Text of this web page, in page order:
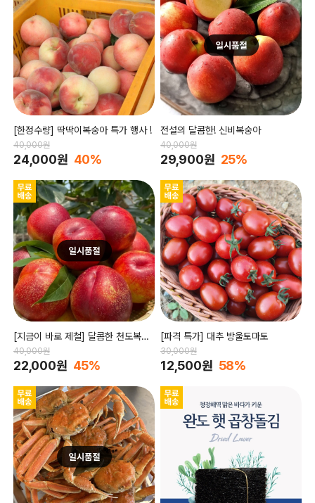
[한정수량] 딱딱이복숭아 특가 행사 !
40,000원
24,000원 40%
전설의 달콤한! 신비복숭아
40,000원
29,900원 25%
[지금이 바로 제철] 달콤한 천도복숭
아
40,000원
22,000원 45%
[파격 특가] 대추 방울토마토
30,000원
12,500원 58%